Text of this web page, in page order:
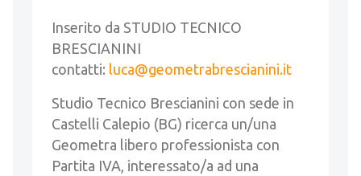
Inserito da STUDIO TECNICO
BRESCIANINI
contatti: luca@geometrabrescianini.it
Studio Tecnico Brescianini con sede in
Castelli Calepio (BG) ricerca un/una
Geometra libero professionista con
Partita IVA, interessato/a ad una